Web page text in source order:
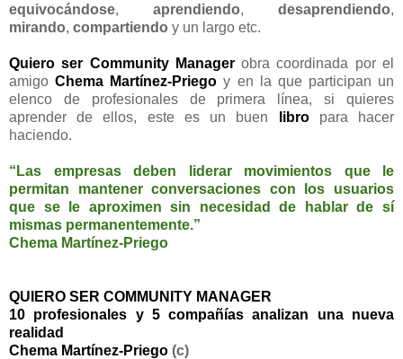
equivocándose, aprendiendo, desaprendiendo,
mirando, compartiendo y un largo etc.
Quiero ser Community Managerobra coordinada por el
amigoChema Martínez-Priego y en la que participan un
elenco de profesionales de primera línea, si quieres
aprender de ellos, este es un buen
libropara hacer
haciendo.
“Las empresas deben liderar movimientos que le
permitan mantener conversaciones con los usuarios
que se le aproximen sin necesidad de hablar de sí
mismas permanentemente.”
Chema Martínez-Priego
QUIERO SER COMMUNITY MANAGER
10 profesionales y 5 compañías analizan una nueva
realidad
Chema Martínez-Priego (c)